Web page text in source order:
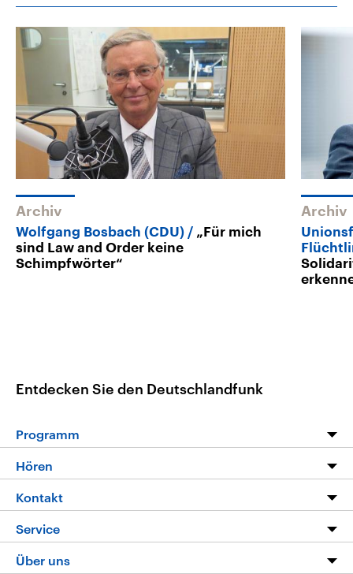
Archiv
Wolfgang Bosbach (CDU)
„Für mich
sind Law and Order keine
Schimpfwörter“
Archiv
Entdecken Sie den Deutschlandfunk
Programm
Programm
Die Nachrichten
Nachrichtenleicht
Neue Beiträge auf dlf.de
Hören
Livestream
Podcasts
Deutschlandfunk App
Kontakt
Hörerservice
Service
FAQ
Über uns